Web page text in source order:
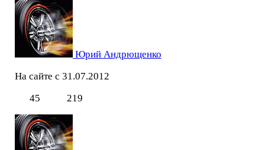
Юрий Андрющенко
На сайте с 31.07.2012
45
219